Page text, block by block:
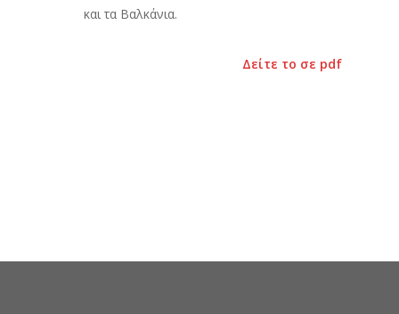
και τα Βαλκάνια.
Δείτε το σε pdf